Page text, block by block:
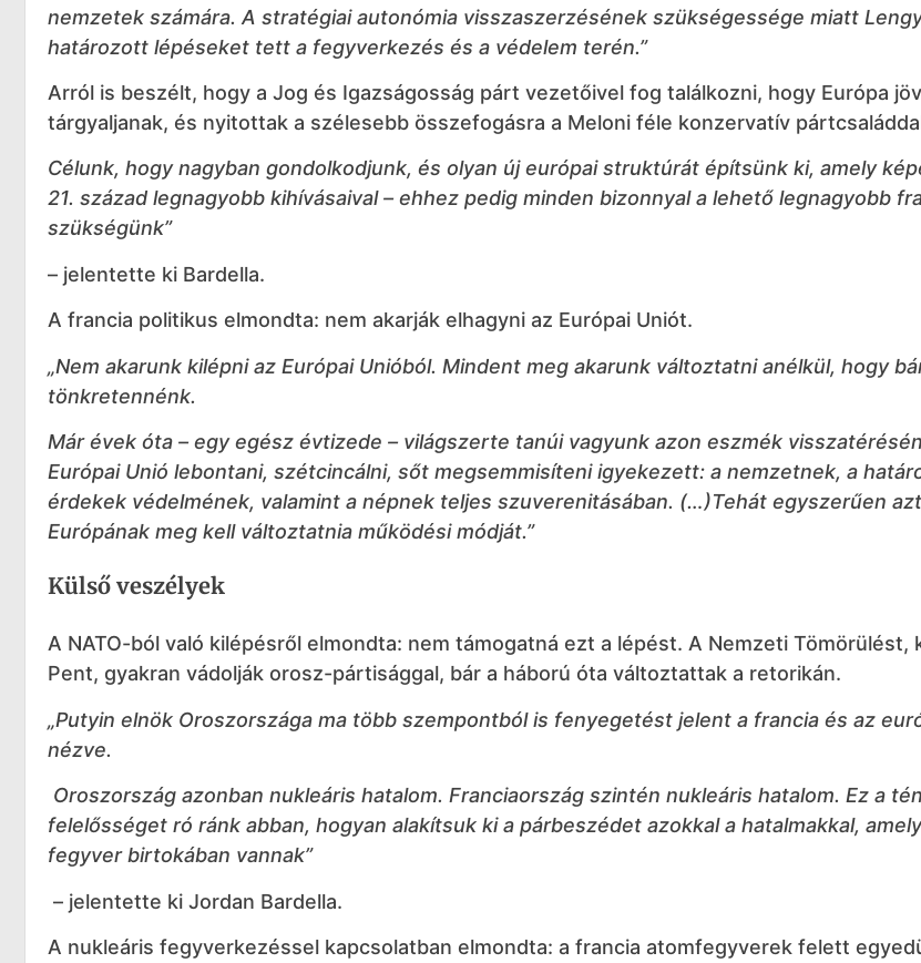
nemzetek számára. A stratégiai autonómia visszaszerzésének szükségessége miatt
határozott lépéseket tett a fegyverkezés és a védelem terén.”
Arról is beszélt, hogy a Jog és Igazságosság párt vezetőivel fog találkozni, hogy Európa
tárgyaljanak, és nyitottak a szélesebb összefogásra a Meloni féle konzervatív
Célunk, hogy nagyban gondolkodjunk, és olyan új európai struktúrát építsünk ki, amely
21. század legnagyobb kihívásaival – ehhez pedig minden bizonnyal a lehető legnagyobb
szükségünk”
– jelentette ki Bardella.
A francia politikus elmondta: nem akarják elhagyni az Európai Uniót.
„Nem akarunk kilépni az Európai Unióból. Mindent meg akarunk változtatni anélkül, hogy
tönkretennénk.
Már évek óta – egy egész évtizede – világszerte tanúi vagyunk azon eszmék
Európai Unió lebontani, szétcincálni, sőt megsemmisíteni igyekezett: a nemzetnek, a
érdekek védelmének, valamint a népnek teljes szuverenitásában. (…)Tehát egyszerűen
Európának meg kell változtatnia működési módját.”
Külső veszélyek
A NATO-ból való kilépésről elmondta: nem támogatná ezt a lépést. A Nemzeti Tömörülést,
Pent, gyakran vádolják orosz-pártisággal, bár a háború óta változtattak a retorikán.
„Putyin elnök Oroszországa ma több szempontból is fenyegetést jelent a francia és az
nézve.
Oroszország azonban nukleáris hatalom. Franciaország szintén nukleáris hatalom. Ez a
felelősséget ró ránk abban, hogyan alakítsuk ki a párbeszédet azokkal a hatalmakkal,
fegyver birtokában vannak”
– jelentette ki Jordan Bardella.
A nukleáris fegyverkezéssel kapcsolatban elmondta: a francia atomfegyverek felett